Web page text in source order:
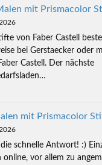
mit Prismacolor
von Faber Castell
bei Gerstaecker oder
Castell. Der nächste
mit Prismacolor
schnelle Antwort! :)
online, vor allem zu